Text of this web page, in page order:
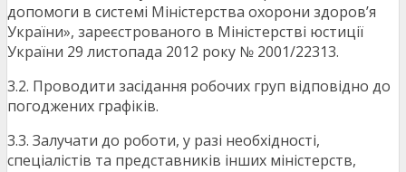
допомоги в системі Міністерства охорони здоров’я
України», зареєстрованого в Міністерстві юстиції
України 29 листопада 2012 року № 2001/22313.
3.2. Проводити засідання робочих груп відповідно до
погоджених графіків.
3.3. Залучати до роботи, у разі необхідності,
спеціалістів та представників інших міністерств,